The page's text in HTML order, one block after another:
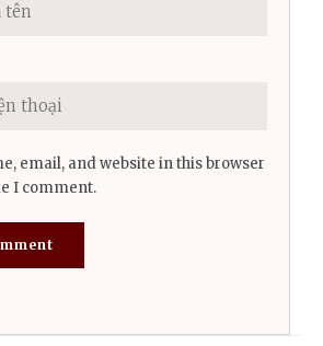
email, and website in this browser
I comment.